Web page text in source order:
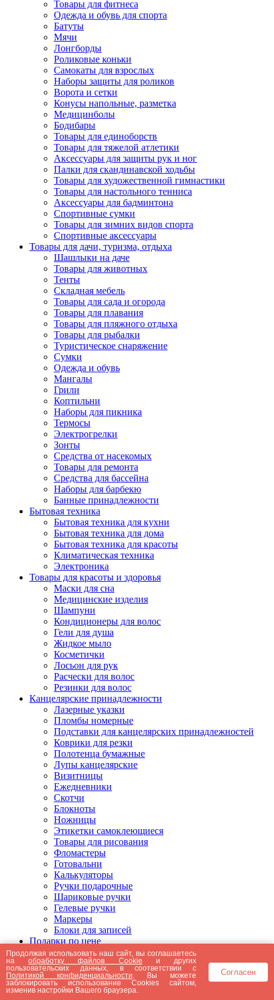
Товары для фитнеса
Одежда и обувь для спорта
Батуты
Мячи
Лонгборды
Роликовые коньки
Самокаты для взрослых
Наборы защиты для роликов
Ворота и сетки
Конусы напольные, разметка
Медицинболы
Бодибары
Товары для единоборств
Товары для тяжелой атлетики
Аксессуары для защиты рук и ног
Палки для скандинавской ходьбы
Товары для художественной гимнастики
Товары для настольного тенниса
Аксессуары для бадминтона
Спортивные сумки
Товары для зимних видов спорта
Спортивные аксессуары
Товары для дачи, туризма, отдыха
Шашлыки на даче
Товары для животных
Тенты
Складная мебель
Товары для сада и огорода
Товары для плавания
Товары для пляжного отдыха
Товары для рыбалки
Туристическое снаряжение
Сумки
Одежда и обувь
Мангалы
Грили
Коптильни
Наборы для пикника
Термосы
Электрогрелки
Зонты
Средства от насекомых
Товары для ремонта
Средства для бассейна
Наборы для барбекю
Банные принадлежности
Бытовая техника
Бытовая техника для кухни
Бытовая техника для дома
Бытовая техника для красоты
Климатическая техника
Электроника
Товары для красоты и здоровья
Маски для сна
Медицинские изделия
Шампуни
Кондиционеры для волос
Гели для душа
Жидкое мыло
Косметички
Лосьон для рук
Расчески для волос
Резинки для волос
Канцелярские принадлежности
Лазерные указки
Пломбы номерные
Подставки для канцелярских принадлежностей
Коврики для резки
Полотенца бумажные
Лупы канцелярские
Визитницы
Ежедневники
Скотчи
Блокноты
Ножницы
Этикетки самоклеющиеся
Товары для рисования
Фломастеры
Готовальни
Калькуляторы
Ручки подарочные
Шариковые ручки
Гелевые ручки
Маркеры
Блоки для записей
Подарки по цене
Подарки от 5000 рублей
Подарки до 5000 рублей
Подарки до 3000 рублей
Подарки до 2000 рублей
Подарки до 1000 рублей
Продолжая использовать наш сайт, вы соглашаетесь
наобработку файлов Cookie и других
пользовательских данных, в соответствии с
Политикой конфиденциальности . Вы можете
заблокировать использование Cookies сайтом,
изменив настройки Вашего браузера.
Согласен